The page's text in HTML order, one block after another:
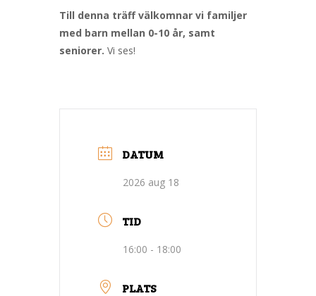
Till denna träff välkomnar vi familjer
med barn mellan 0-10 år, samt
seniorer. Vi ses!
DATUM
2026 aug 18
TID
16:00 - 18:00
PLATS